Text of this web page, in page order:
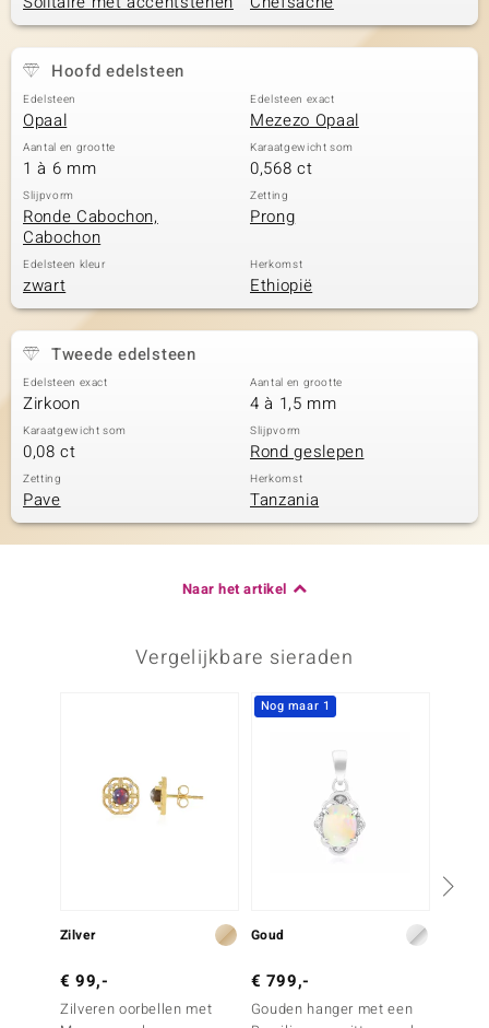
Hoofd edelsteen
Edelsteen
Opaal
Edelsteen exact
Mezezo Opaal
Aantal en grootte
1 à 6 mm
Karaatgewicht som
0,568 ct
Slijpvorm
Ronde Cabochon,
Cabochon
Zetting
Prong
Edelsteen kleur
zwart
Herkomst
Ethiopië
Tweede edelsteen
Edelsteen exact
Zirkoon
Aantal en grootte
4 à 1,5 mm
Karaatgewicht som
0,08 ct
Slijpvorm
Rond geslepen
Zetting
Pave
Herkomst
Tanzania
Naar het artikel
Vergelijkbare sieraden
Zilver
€ 99,-
Zilveren oorbellen met
Nog maar 1
Goud
€ 799,-
Gouden hanger met een